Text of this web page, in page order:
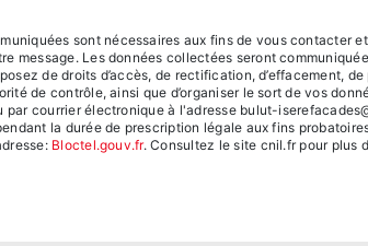
sont nécessaires aux fins de vous contacter
message. Les données collectées seront
de droits d’accès, de rectification, d’effacement,
de contrôle, ainsi que d’organiser le sort de vos
courrier électronique à l'adresse bulut-
la durée de prescription légale aux fins
Bloctel.gouv.fr. Consultez le site cnil.fr pour plus